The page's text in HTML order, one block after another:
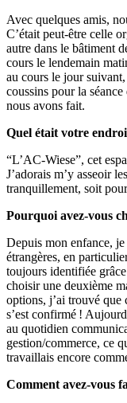
Avec quelques amis,
C’était peut-être celle
autre dans le bâtiment
cours le lendemain
au cours le jour suivant,
coussins pour la
nous avons fait.
Quel était votre
“L’AC‑Wiese”, cet
J’adorais m’y asseoir
tranquillement, soit
Pourquoi avez-vous
Depuis mon enfance,
étrangères, en
toujours identifiée
choisir une deuxième
options, j’ai trouvé
s’est confirmé !
au quotidien
gestion/commerce, ce
travaillais encore
Comment avez-vous